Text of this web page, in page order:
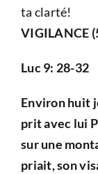
ta clarté!
VIGILANCE
Luc 9: 28-32
Environ huit
prit avec lui
sur une
priait, son